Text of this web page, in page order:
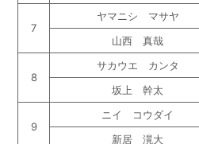
7
ヤマニシ マサヤ
山西 真哉
8
サカウエ カンタ
坂上 幹太
9
ニイ コウダイ
新居 滉大